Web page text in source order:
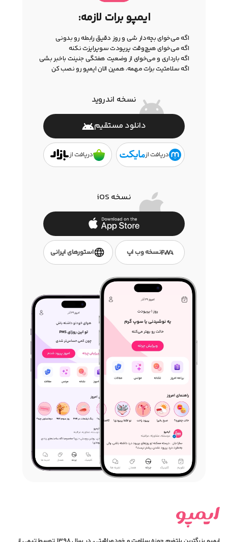
ایمپو برات لازمه:
اگه می‌خوای بچه‌دار شی و روز دقیق رابطه رو بدونی
اگه می‌خوای هیچ‌وقت پریودت سوپرایزت نکنه
اگه بارداری و می‌خوای از وضعیت هفتگی جنینت باخبر بشی
اگه سلامتیت برات مهمه، همین الان ایمپو رو نصب کن
نسخه اندروید
دانلود مستقیم
دریافت از دریافت از
نسخه iOS
نسخه وب اپ استور‌های ایرانی